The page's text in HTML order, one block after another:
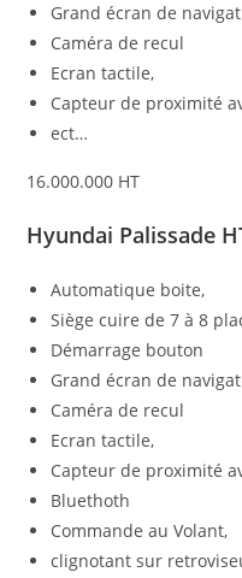
Grand écran de
Caméra de recul
Ecran tactile,
Capteur de proximité
ect…
16.000.000 HT
Hyundai Palissade
Automatique boite,
Siège cuire de 7 à 8
Démarrage bouton
Grand écran de
Caméra de recul
Ecran tactile,
Capteur de proximité
Bluethoth
Commande au Volant,
clignotant sur